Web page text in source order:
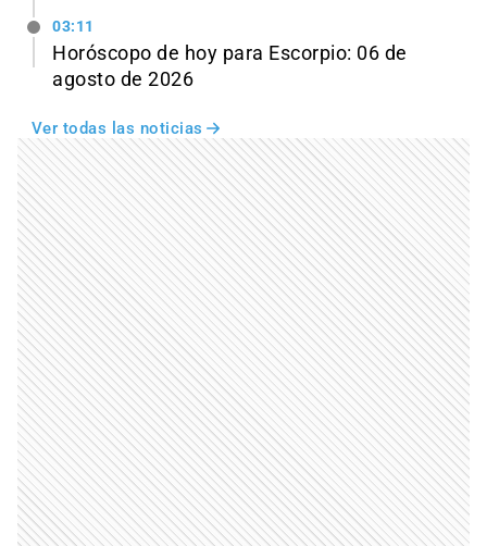
03:11
Horóscopo de hoy para Escorpio: 06 de
agosto de 2026
Ver todas las noticias